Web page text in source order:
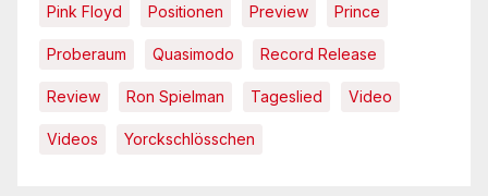
Pink Floyd Positionen Preview Prince
Proberaum Quasimodo Record Release
Review Ron Spielman Tageslied Video
Videos Yorckschlösschen